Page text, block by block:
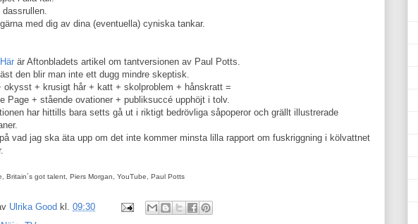
med dig av dina (eventuella) cyniska tankar.
Här är Aftonbladets artikel om tantversionen av Paul Potts.
den blir man inte ett dugg mindre skeptisk.
okysst + krusigt hår + katt + skolproblem + hånskratt =
Page + stående ovationer + publiksuccé upphöjt i tolv.
har hittills bara setts gå ut i riktigt bedrövliga såpoperor och grällt illustrerade
vad jag ska äta upp om det inte kommer minsta lilla rapport om fuskriggning i kölvattnet
Britain´s got talent, Piers Morgan, YouTube, Paul Potts
Ulrika Good kl. 09:30